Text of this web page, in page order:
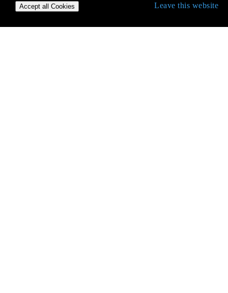
Bereitstellung von Symfony2
Accept all Cookies Leave this website